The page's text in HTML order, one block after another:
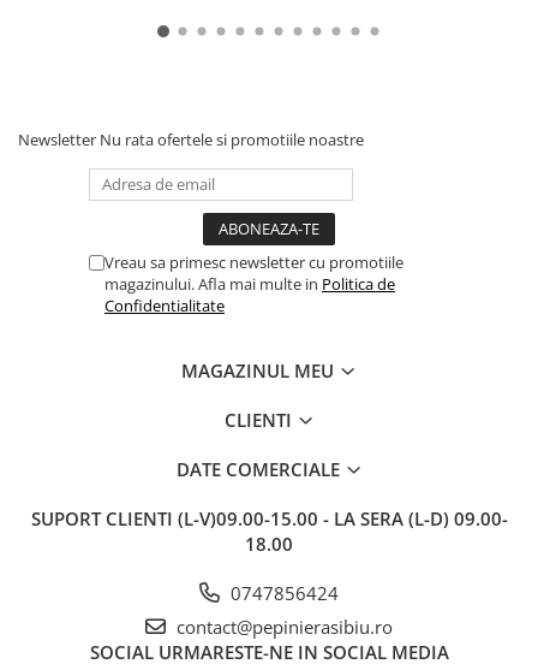
Newsletter Nu rata ofertele si promotiile noastre
Vreau sa primesc newsletter cu promotiile
magazinului. Afla mai multe in Politica de
Confidentialitate
MAGAZINUL MEU
CLIENTI
DATE COMERCIALE
SUPORT CLIENTI (L-V)09.00-15.00 - LA SERA (L-D) 09.00-
18.00
0747856424
contact@pepinierasibiu.ro
SOCIAL URMARESTE-NE IN SOCIAL MEDIA